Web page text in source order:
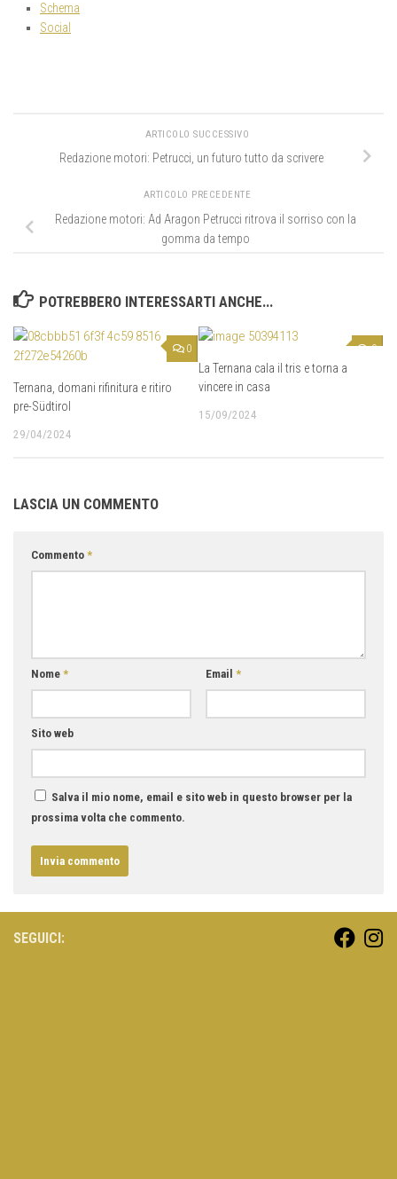
Schema
Social
ARTICOLO SUCCESSIVO
Redazione motori: Petrucci, un futuro tutto da scrivere
ARTICOLO PRECEDENTE
Redazione motori: Ad Aragon Petrucci ritrova il sorriso con la
gomma da tempo
POTREBBERO INTERESSARTI ANCHE...
0
Ternana, domani rifinitura e ritiro
pre-Südtirol
29/04/2024
0
La Ternana cala il tris e torna a
vincere in casa
15/09/2024
LASCIA UN COMMENTO
Commento *
Nome * Email *
Sito web
Salva il mio nome, email e sito web in questo browser per la
prossima volta che commento.
SEGUICI: